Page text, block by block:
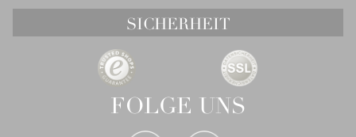
SICHERHEIT
FOLGE UNS